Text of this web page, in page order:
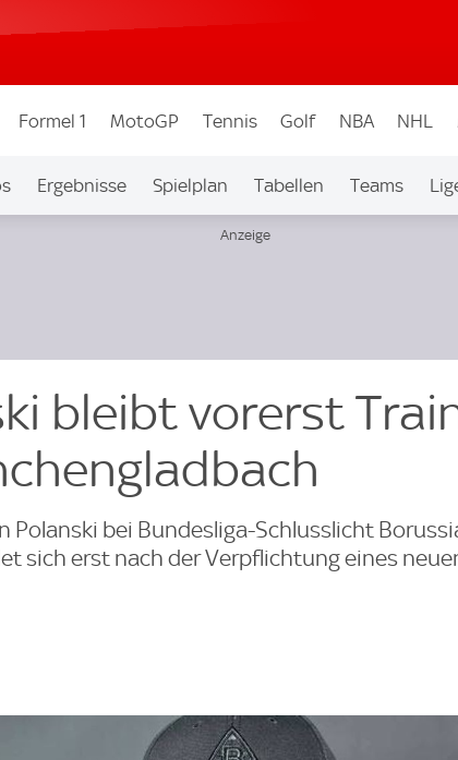
Formel 1 MotoGP Tennis Golf NBA NHL
Ergebnisse Spielplan Tabellen Teams
bleibt vorerst
Polanski bei Bundesliga-Schlusslicht
sich erst nach der Verpflichtung eines